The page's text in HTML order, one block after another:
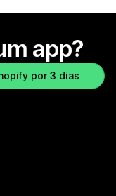
app?
por 3 dias